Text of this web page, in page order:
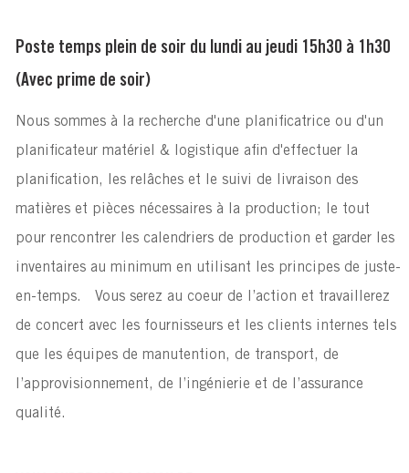
Poste temps plein de soir du lundi au jeudi 15h30 à 1h30
(Avec prime de soir)
Nous sommes à la recherche d'une planificatrice ou d'un
planificateur matériel & logistique afin d'effectuer la
planification, les relâches et le suivi de livraison des
matières et pièces nécessaires à la production; le tout
pour rencontrer les calendriers de production et garder les
inventaires au minimum en utilisant les principes de juste-
en-temps. Vous serez au coeur de l’action et travaillerez
de concert avec les fournisseurs et les clients internes tels
que les équipes de manutention, de transport, de
l’approvisionnement, de l’ingénierie et de l’assurance
qualité.